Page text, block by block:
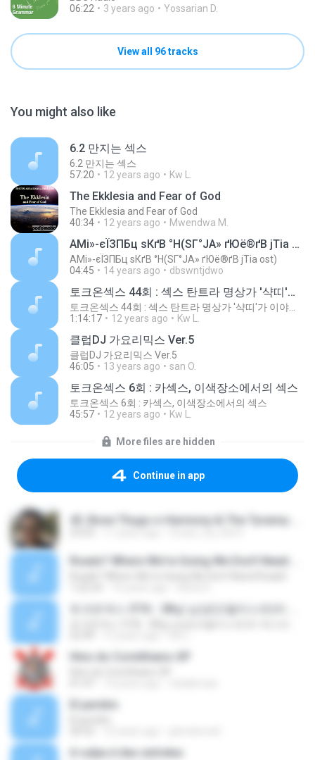
06:22
3 years ago Yossarian D.
View all 96 tracks
You might also like
6.2 만지는 섹스
6.2 만지는 섹스
57:20
12 years ago Kw L.
The Ekklesia and Fear of God
The Ekklesia and Fear of God
40:34
12 years ago Mwendwa M.
АМі»-єЇЗПБц ѕКґВ °Н(ЅГ°ЈА» ґЮё®ґВ јТіа ost)
АМі»-єЇЗПБц ѕКґВ °Н(ЅГ°ЈА» ґЮё®ґВ јТіа ost)
04:45
14 years ago dbswntjdwo
토크온섹스 44회 : 섹스 탄트라 명상가 '샥띠'가 이야기하는 섹스
1:14:17
12 years ago Kw L.
클럽DJ 가요리믹스 Ver.5
클럽DJ 가요리믹스 Ver.5
46:05
13 years ago san O.
토크온섹스 6회 : 카섹스, 이색장소에서의 섹스
토크온섹스 6회 : 카섹스, 이색장소에서의 섹스
45:57
12 years ago Kw L.
More files are hidden
Continue in app
Hino do Corinthians-SP
El perdón
A culpa é das estrelas